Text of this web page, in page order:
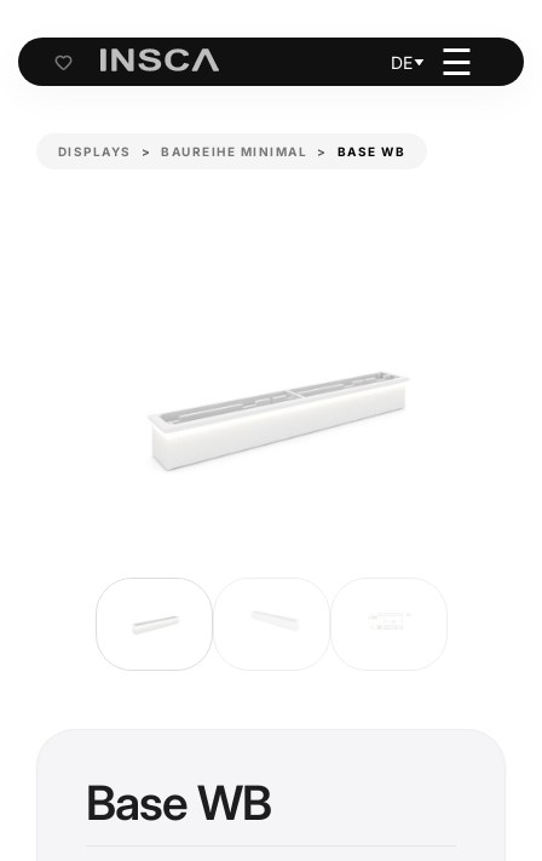
Cart
DE ☰
DISPLAYS BAUREIHE MINIMAL BASE WB
Base WB